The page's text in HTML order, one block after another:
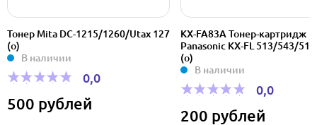
Тонер Mita DC-1215/1260/Utax 127
(o)
В наличии
0,0
500 рублей
KX-FA83A Тонер-картридж
Panasonic KX-FL 513/543/
(o)
В наличии
0,0
200 рублей